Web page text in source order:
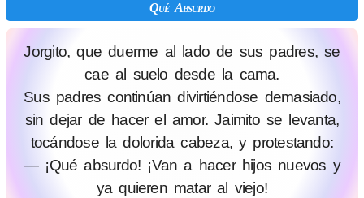
Qué Absurdo
Jorgito, que duerme al lado de sus padres, se
cae al suelo desde la cama.
Sus padres continúan divirtiéndose demasiado,
sin dejar de hacer el amor. Jaimito se levanta,
tocándose la dolorida cabeza, y protestando:
— ¡Qué absurdo! ¡Van a hacer hijos nuevos y
ya quieren matar al viejo!